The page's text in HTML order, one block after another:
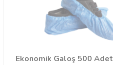
Ekonomik Galoş 500 Adet